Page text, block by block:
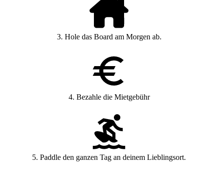
3. Hole das Board am Morgen ab.
4. Bezahle die Mietgebühr
5. Paddle den ganzen Tag an deinem Lieblingsort.